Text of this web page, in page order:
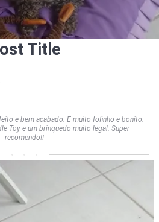
Title
e bem acabado. E muito fofinho e bonito.
Toy e um brinquedo muito legal. Super
recomendo!!